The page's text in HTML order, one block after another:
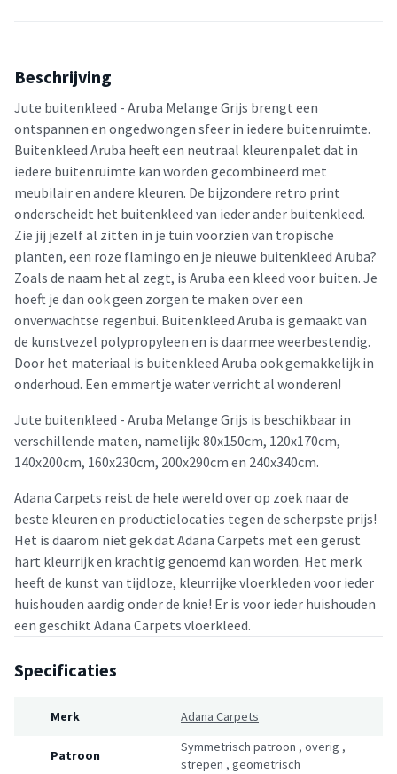
Beschrijving
Jute buitenkleed - Aruba Melange Grijs brengt een
ontspannen en ongedwongen sfeer in iedere buitenruimte.
Buitenkleed Aruba heeft een neutraal kleurenpalet dat in
iedere buitenruimte kan worden gecombineerd met
meubilair en andere kleuren. De bijzondere retro print
onderscheidt het buitenkleed van ieder ander buitenkleed.
Zie jij jezelf al zitten in je tuin voorzien van tropische
planten, een roze flamingo en je nieuwe buitenkleed Aruba?
Zoals de naam het al zegt, is Aruba een kleed voor buiten. Je
hoeft je dan ook geen zorgen te maken over een
onverwachtse regenbui. Buitenkleed Aruba is gemaakt van
de kunstvezel polypropyleen en is daarmee weerbestendig.
Door het materiaal is buitenkleed Aruba ook gemakkelijk in
onderhoud. Een emmertje water verricht al wonderen!
Jute buitenkleed - Aruba Melange Grijs is beschikbaar in
verschillende maten, namelijk: 80x150cm, 120x170cm,
140x200cm, 160x230cm, 200x290cm en 240x340cm.
Adana Carpets reist de hele wereld over op zoek naar de
beste kleuren en productielocaties tegen de scherpste prijs!
Het is daarom niet gek dat Adana Carpets met een gerust
hart kleurrijk en krachtig genoemd kan worden. Het merk
heeft de kunst van tijdloze, kleurrijke vloerkleden voor ieder
huishouden aardig onder de knie! Er is voor ieder huishouden
een geschikt Adana Carpets vloerkleed.
Specificaties
Merk Adana Carpets
Patroon
Symmetrisch patroon , overig ,
strepen , geometrisch